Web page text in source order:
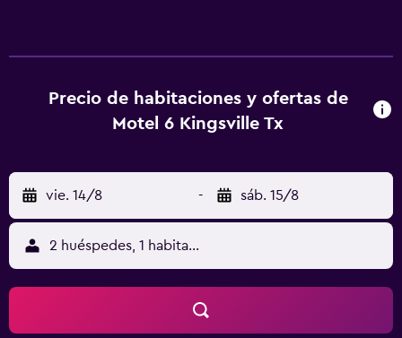
restricciones). Se ofrece servicio de limpieza todos los
Precio de habitaciones y ofertas de
Motel 6 Kingsville Tx
vie. 14/8 - sáb. 15/8
2 huéspedes, 1 habitación